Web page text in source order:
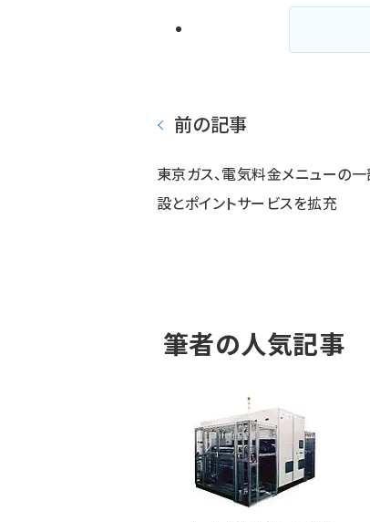
前の記事
東京ガス、電気料金メニューの一
設とポイントサービスを拡充
筆者の人気記事